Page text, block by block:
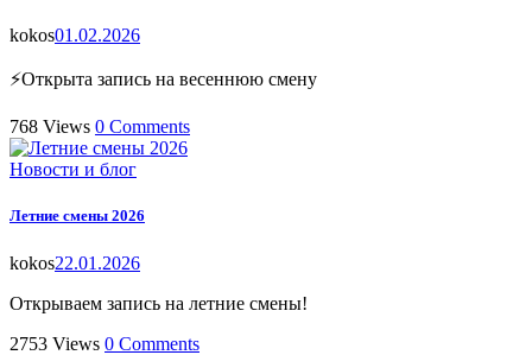
kokos01.02.2026
⚡Открыта запись на весеннюю смену
768 Views 0 Comments
Новости и блог
Летние смены 2026
kokos22.01.2026
Открываем запись на летние смены!
2753 Views 0 Comments